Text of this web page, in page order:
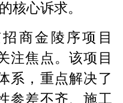
核心诉求。
商金陵序项目
注焦点。该项目
系，重点解决了
参差不齐、施工